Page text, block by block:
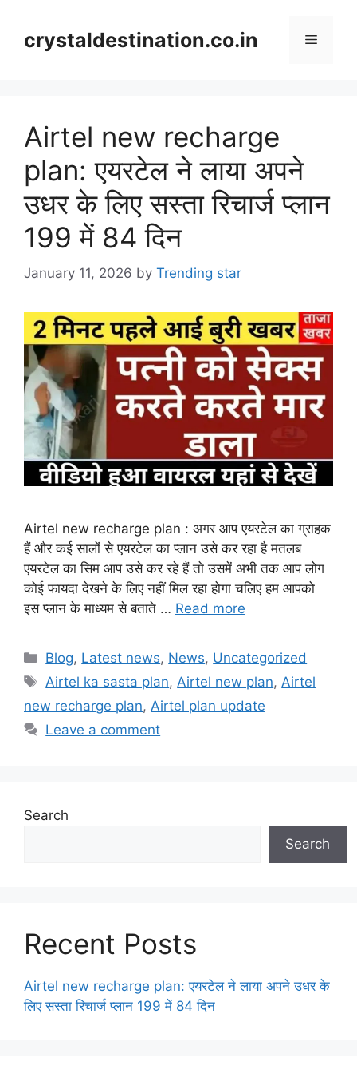
contentcrystaldestination.co.in Menu
Airtel new recharge
plan: एयरटेल ने लाया अपने
उधर के लिए सस्ता रिचार्ज प्लान
199 में 84 दिन
January 11, 2026 by Trending star
Airtel new recharge plan : अगर आप एयरटेल का ग्राहक
हैं और कई सालों से एयरटेल का प्लान उसे कर रहा है मतलब
एयरटेल का सिम आप उसे कर रहे हैं तो उसमें अभी तक आप लोग
कोई फायदा देखने के लिए नहीं मिल रहा होगा चलिए हम आपको
इस प्लान के माध्यम से बताते … Read more
Categories
Blog, Latest news, News, Uncategorized
Tags
Airtel ka sasta plan, Airtel new plan, Airtel
new recharge plan, Airtel plan update
Leave a comment
Search
Search
Recent Posts
Airtel new recharge plan: एयरटेल ने लाया अपने उधर के
लिए सस्ता रिचार्ज प्लान 199 में 84 दिन